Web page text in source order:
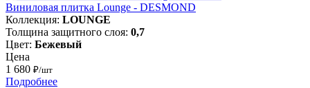
Виниловая плитка Lounge - DESMOND
Коллекция: LOUNGE
Толщина защитного слоя: 0,7
Цвет: Бежевый
Цена
1 680 ₽/шт
Подробнее